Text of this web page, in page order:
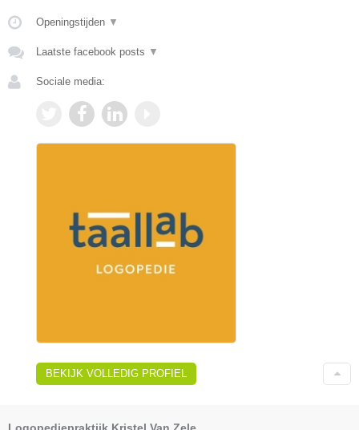
Openingstijden ▼
Laatste facebook posts ▼
Sociale media:
BEKIJK VOLLEDIG PROFIEL
Logopediepraktijk Kristel Van Zele